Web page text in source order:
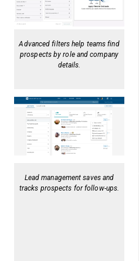
Advanced filters help teams find
prospects by role and company
details.
Lead management saves and
tracks prospects for follow-ups.